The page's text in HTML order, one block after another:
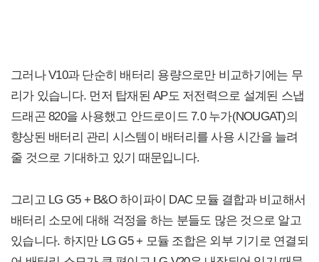
그러나 V10과 단순히 배터리 용량으로만 비교하기에는 무
리가 있습니다. 먼저 탑재된 AP도 저전력으로 설계된 스냅
드래곤 820을 사용했고 안드로이드 7.0 누가(NOUGAT)의
향상된 배터리 관리 시스템이 배터리를 사용 시간을 늘려
줄 것으로 기대하고 있기 때문입니다.
그리고 LG G5 + B&O 하이파이 DAC 모듈 결합과 비교해서
배터리 소모에 대해 걱정을 하는 분들도 많은 것으로 알고
있습니다. 하지만 LG G5 + 모듈 조합은 외부 기기로 연결되